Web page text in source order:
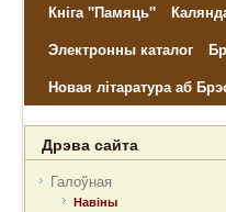
Кніга "Памяць"
Электронны каталог
Новая літаратура аб
Дрэва сайта
Галоўная
Навіны